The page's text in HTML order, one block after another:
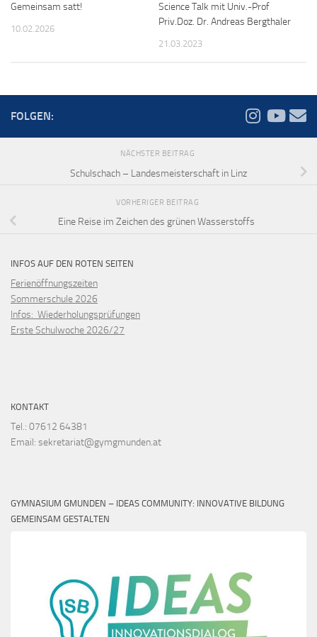
Gemeinsam satt!
10.02.2026
Science Talk mit Univ.-Prof
Priv.Doz. Dr. Andreas Bergthaler
21.03.2023
FOLGEN:
NÄCHSTER BEITRAG
Schulschach – Landesmeisterschaft in Linz
VORHERIGER BEITRAG
Eine Reise im Zeichen des grünen Wasserstoffs
INFOS AUF DEN ROTEN SEITEN
Ferienöffnungszeiten
Sommerschule 2026
Infos: Wiederholungsprüfungen
Erste Schulwoche 2026/27
KONTAKT
Tel.: 07612 64381
Email: sekretariat@gymgmunden.at
GYMNASIUM GMUNDEN – IDEAS COMMUNITY: INNOVATIVE BILDUNG
GEMEINSAM GESTALTEN